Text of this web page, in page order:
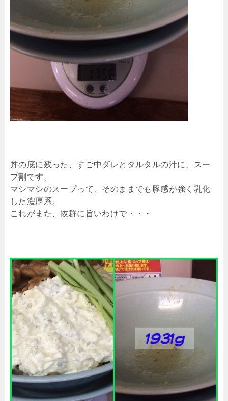
丼の底に残った、すご中ダレとタルタルの汁に、スー
プ割です。
マシマシのスープって、そのままでも豚感が強く乳化
した濃厚系。
これがまた、抜群に旨いわけで・・・